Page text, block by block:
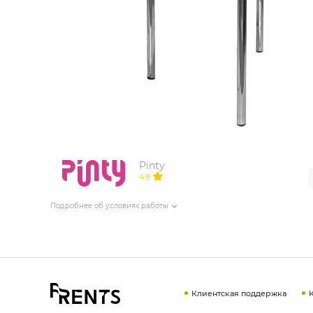
ИЗДЕЛИЯ ДЛЯ КОМФОРТА
ТЕХНИЧЕСКОЕ ОБОРУДОВАНИЕ
Pinty
4.9
Подробнее об условиях работы
Клиентская поддержка